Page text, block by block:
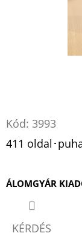
Kód: 3993
411 oldal･
ÁLOMGYÁR
KÉRDÉS